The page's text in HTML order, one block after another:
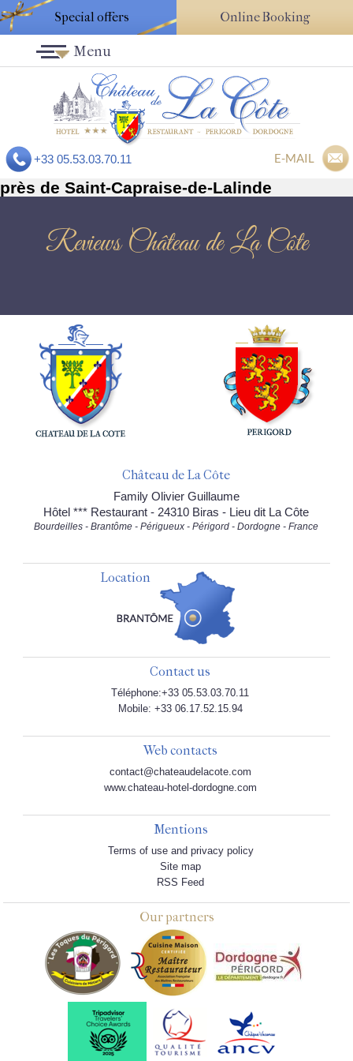
Special offers Online Booking
+33 05.53.03.70.11 E-MAIL
Menu
près de Saint-Capraise-de-Lalinde
Reviews Château de La Côte
Château de La Côte
Family Olivier Guillaume
Hôtel *** Restaurant - 24310 Biras - Lieu dit La Côte
Bourdeilles - Brantôme - Périgueux - Périgord - Dordogne - France
Location
Contact us
Téléphone:+33 05.53.03.70.11
Mobile: +33 06.17.52.15.94
Web contacts
contact@chateaudelacote.com
www.chateau-hotel-dordogne.com
Mentions
Terms of use and privacy policy
Site map
RSS Feed
Our partners